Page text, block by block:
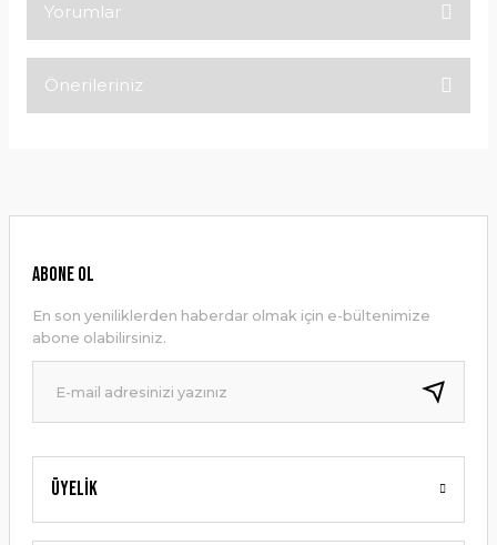
Yorumlar
Önerileriniz
Ürün resmi kalitesiz, bozuk veya görüntülenemiyor.
Ürün bilgilerinde hatalar bulunuyor.
Ürün fiyatı diğer sitelerden daha pahalı.
Bu ürüne benzer farklı alternatifler olmalı.
Gönder
Üyelik
ABONE OL
En son yeniliklerden haberdar olmak için e-bültenimize
abone olabilirsiniz.